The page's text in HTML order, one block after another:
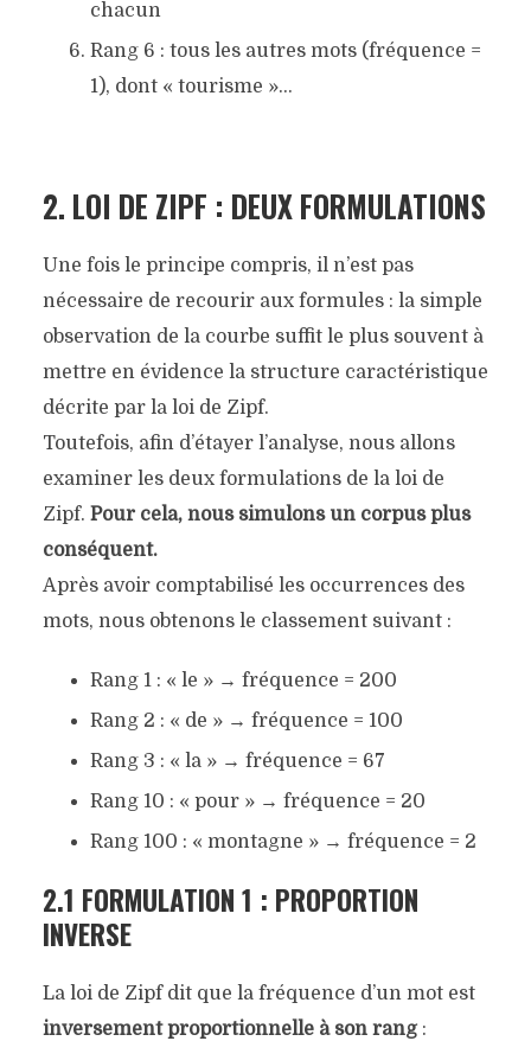
chacun
Rang 6 : tous les autres mots (fréquence =
1), dont « tourisme »…
2. LOI DE ZIPF : DEUX FORMULATIONS
Une fois le principe compris, il n’est pas
nécessaire de recourir aux formules : la simple
observation de la courbe suffit le plus souvent à
mettre en évidence la structure caractéristique
décrite par la loi de Zipf.
Toutefois, afin d’étayer l’analyse, nous allons
examiner les deux formulations de la loi de
Zipf. Pour cela, nous simulons un corpus plus
conséquent.
Après avoir comptabilisé les occurrences des
mots, nous obtenons le classement suivant :
Rang 1 : « le » → fréquence = 200
Rang 2 : « de » → fréquence = 100
Rang 3 : « la » → fréquence = 67
Rang 10 : « pour » → fréquence = 20
Rang 100 : « montagne » → fréquence = 2
2.1 FORMULATION 1 : PROPORTION
INVERSE
La loi de Zipf dit que la fréquence d’un mot est
inversement proportionnelle à son rang: